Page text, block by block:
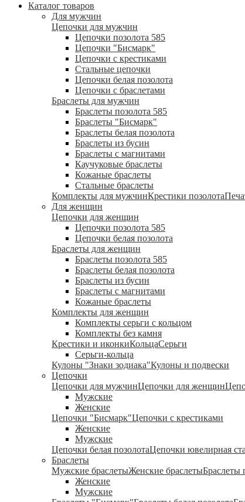
Каталог товаров
Для мужчин
Цепочки для мужчин
Цепочки позолота 585
Цепочки "Бисмарк"
Цепочки с крестиками
Стальные цепочки
Цепочки белая позолота
Цепочки с браслетами
Браслеты для мужчин
Браслеты позолота 585
Браслеты "Бисмарк"
Браслеты белая позолота
Браслеты из бусин
Браслеты с магнитами
Каучуковые браслеты
Кожаные браслеты
Стальные браслеты
Комплекты для мужчинКрестики позолота
Для женщин
Цепочки для женщин
Цепочки позолота 585
Цепочки белая позолота
Браслеты для женщин
Браслеты позолота 585
Браслеты белая позолота
Браслеты из бусин
Браслеты с магнитами
Кожаные браслеты
Комплекты для женщин
Комплекты серьги с кольцом
Комплекты без камня
Крестики и иконкиКольцаСерьги
Серьги-кольца
Кулоны "Знаки зодиака"Кулоны и подвески
Цепочки
Цепочки для мужчинЦепочки для женщин
Мужские
Женские
Цепочки "Бисмарк"Цепочки с крестиками
Женские
Мужские
Цепочки белая позолотаЦепочки ювелирная
Браслеты
Мужские браслетыЖенские браслетыБраслеты
Женские
Мужские